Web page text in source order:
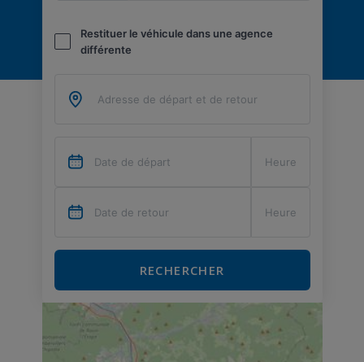
Restituer le véhicule dans une agence
différente
RECHERCHER